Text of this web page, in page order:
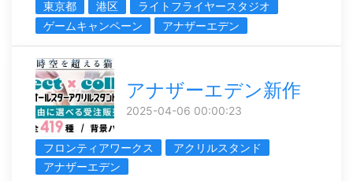
東京都
港区
ライトフライヤースタジオ
ゲームキャンペーン
アナザーエデン
アナザーエデン新作
2025-04-06 00:00:23
フロンティアワークス
アクリルスタンド
アナザーエデン